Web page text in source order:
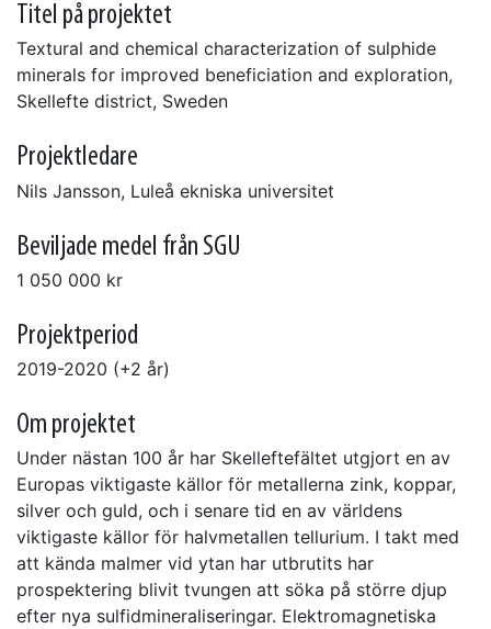
Titel på projektet
Textural and chemical characterization of sulphide
minerals for improved beneficiation and exploration,
Skellefte district, Sweden
Projektledare
Nils Jansson, Luleå ekniska universitet
Beviljade medel från SGU
1 050 000 kr
Projektperiod
2019-2020 (+2 år)
Om projektet
Under nästan 100 år har Skelleftefältet utgjort en av
Europas viktigaste källor för metallerna zink, koppar,
silver och guld, och i senare tid en av världens
viktigaste källor för halvmetallen tellurium. I takt med
att kända malmer vid ytan har utbrutits har
prospektering blivit tvungen att söka på större djup
efter nya sulfidmineraliseringar. Elektromagnetiska